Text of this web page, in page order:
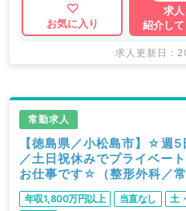
お気に入り
求
紹介して
求人更新日 :
常勤求人
【徳島県／小松島市】☆週
／土日祝休みでプライベー
お仕事です☆（整形外科／常
年収1,800万円以上 当直なし 土